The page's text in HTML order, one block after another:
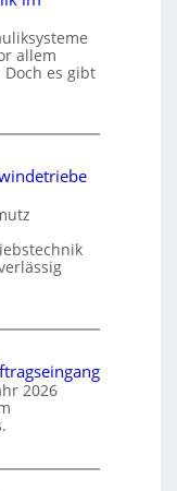
allem
es gibt
2026